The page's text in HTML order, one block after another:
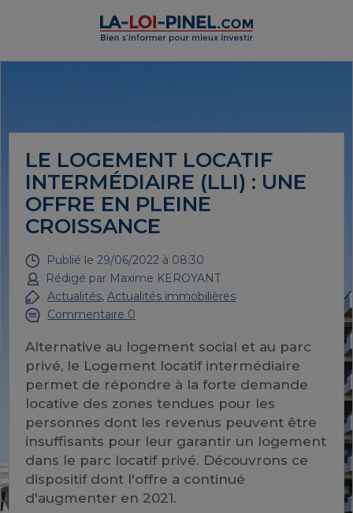
LE LOGEMENT LOCATIF
INTERMÉDIAIRE (LLI) : UNE
OFFRE EN PLEINE
CROISSANCE
Publié le 29/06/2022 à 08:30
Rédigé par Maxime KEROYANT
Actualités, Actualités immobilières
Commentaire 0
Alternative au logement social et au parc
privé, le Logement locatif intermédiaire
permet de répondre à la forte demande
locative des zones tendues pour les
personnes dont les revenus peuvent être
insuffisants pour leur garantir un logement
dans le parc locatif privé. Découvrons ce
dispositif dont l'offre a continué
d'augmenter en 2021.